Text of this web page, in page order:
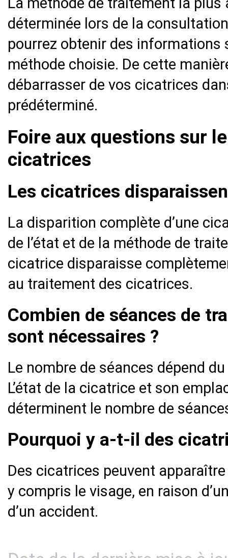
déterminée lors de la
pourrez obtenir des informations
méthode choisie. De cette
débarrasser de vos cicatrices
prédéterminé.
Foire aux questions sur
cicatrices
Les cicatrices
La disparition complète d’une
de l’état et de la méthode de
cicatrice disparaisse
au traitement des cicatrices.
Combien de séances de
sont nécessaires ?
Le nombre de séances dépend
L’état de la cicatrice et son
déterminent le nombre de
Pourquoi y a-t-il des
Des cicatrices peuvent
y compris le visage, en raison
d’un accident.